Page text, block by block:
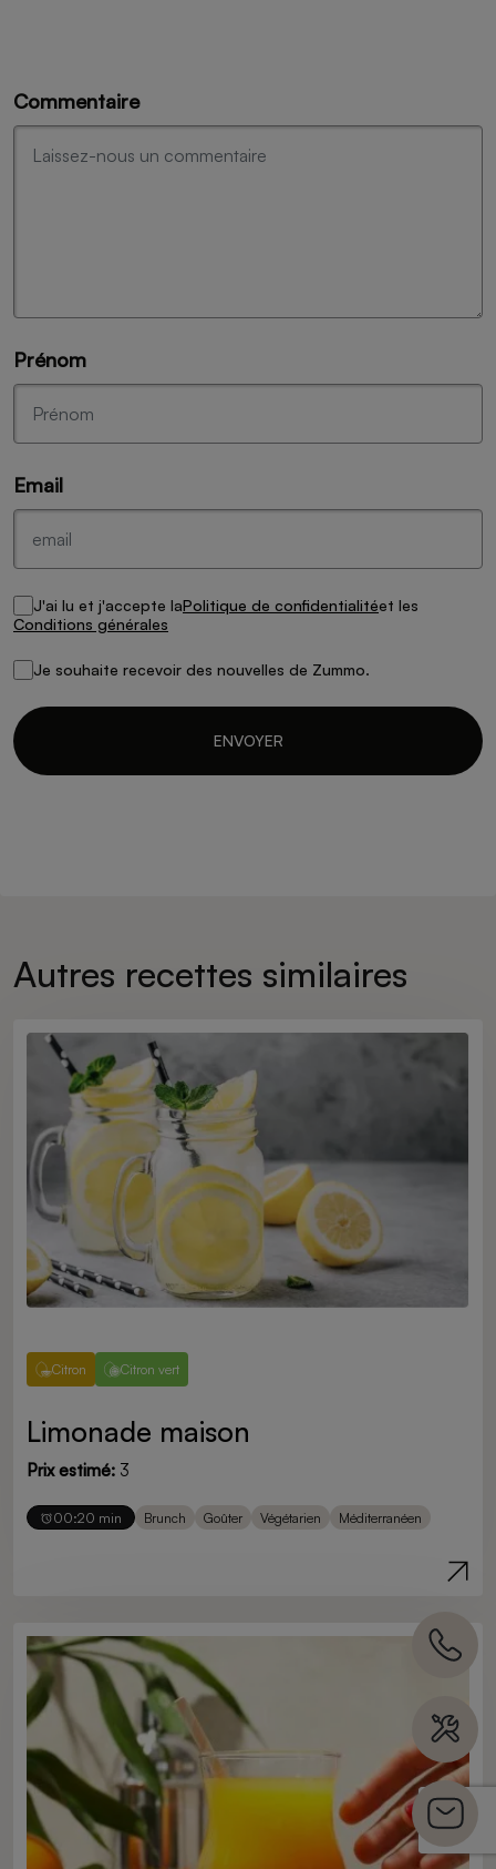
Commentaire
Prénom
Email
J'ai lu et j'accepte laPolitique de confidentialitéet les
Conditions générales
Je souhaite recevoir des nouvelles de Zummo.
Autres recettes similaires
Citron Citron vert
Limonade maison
Prix estimé: 3
00:20 min Brunch Goûter Végétarien Méditerranéen